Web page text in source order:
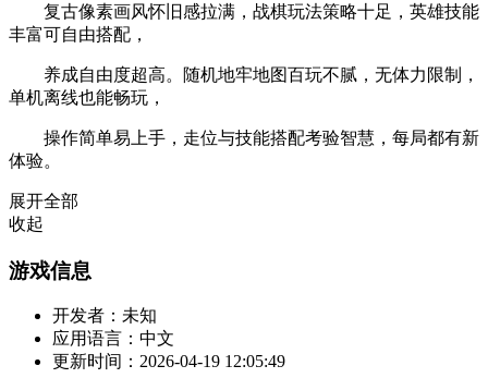
复古像素画风怀旧感拉满，战棋玩法策略十足，英雄技能
丰富可自由搭配，
养成自由度超高。随机地牢地图百玩不腻，无体力限制，
单机离线也能畅玩，
操作简单易上手，走位与技能搭配考验智慧，每局都有新
体验。
展开全部
收起
游戏信息
开发者： 未知
应用语言： 中文
更新时间： 2026-04-19 12:05:49